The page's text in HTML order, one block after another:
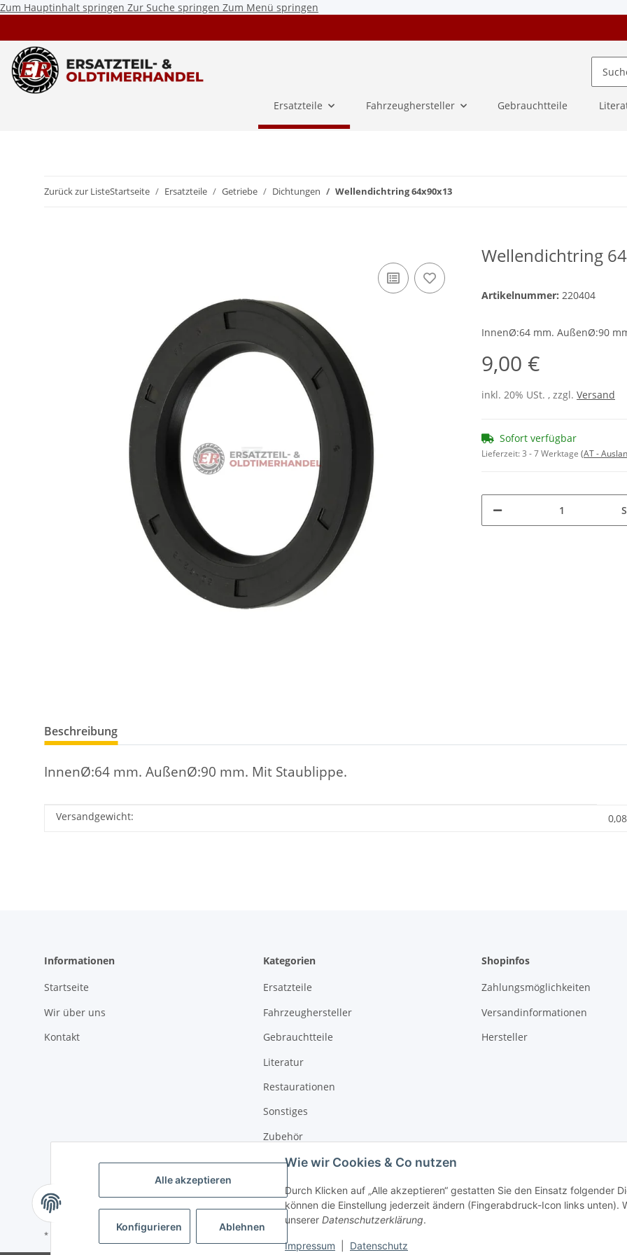
Zum Hauptinhalt springen Zur Suche springen Zum Menü springen
Alle akzeptieren
Konfigurieren Ablehnen
Wie wir Cookies & Co nutzen
Durch Klicken auf „Alle akzeptieren“ gestatten Sie den Einsatz folgender
können die Einstellung jederzeit ändern (Fingerabdruck-Icon links unten).
unserer Datenschutzerklärung.
Impressum Datenschutz
Ersatzteile Fahrzeughersteller Gebrauchtteile
Zurück zur ListeStartseite Ersatzteile Getriebe Dichtungen Wellendichtring 64x90x13
Wellendichtring
Artikelnummer: 220404
InnenØ:64 mm. AußenØ:90
9,00 €
inkl. 20% USt. , zzgl. Versand
Sofort verfügbar
Lieferzeit:3 - 7 Werktage (AT -
Beschreibung
InnenØ:64 mm. AußenØ:90 mm. Mit Staublippe.
Produkteigenschaft
Wert
Versandgewicht:
Informationen
Startseite
Wir über uns
Kontakt
Kategorien
Ersatzteile
Fahrzeughersteller
Gebrauchtteile
Literatur
Restaurationen
Sonstiges
Zubehör
Shopinfos
Zahlungsmöglichkeiten
Versandinformationen
Hersteller
* Alle Preise inkl. gesetzlicher USt., zzgl.